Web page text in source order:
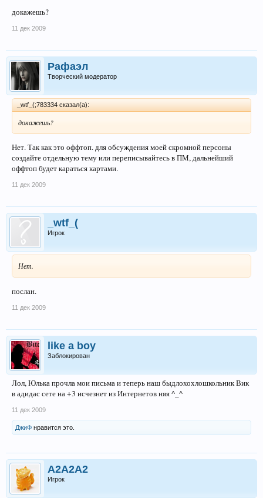
докажешь?
11 дек 2009
Рафаэл
Творческий модератор
_wtf_(;783334 сказал(а):
докажешь?
Нет. Так как это оффтоп. для обсуждения моей скромной персоны
создайте отдельную тему или переписывайтесь в ПМ, дальнейший
оффтоп будет караться картами.
11 дек 2009
_wtf_(
Игрок
Нет.
послан.
11 дек 2009
likе a boy
Заблокирован
Лол, Юлька прочла мои письма и теперь наш быдлохохлошкольник Вик
в адидас сете на +3 исчезнет из Интернетов няя ^_^
11 дек 2009
ДжиФ нравится это.
A2A2A2
Игрок